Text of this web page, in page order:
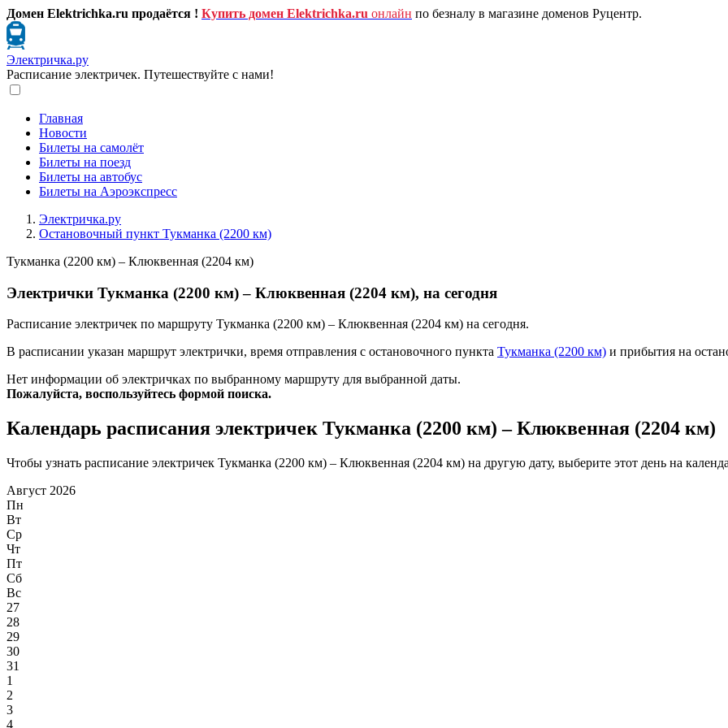
Домен Elektrichka.ru продаётся ! Купить домен Elektrichka.ru онлайн по безналу в магазине доменов Руцентр.
Электричка.ру
Расписание электричек. Путешествуйте с нами!
Главная
Новости
Билеты на самолёт
Билеты на поезд
Билеты на автобус
Билеты на Аэроэкспресс
Электричка.ру
Остановочный пункт Тукманка (2200 км)
Тукманка (2200 км) – Клюквенная (2204 км)
Электрички Тукманка (2200 км) – Клюквенная (2204 км), на сегодня
Расписание электричек по маршруту Тукманка (2200 км) – Клюквенная (2204 км) на сегодня.
В расписании указан маршрут электрички, время отправления с остановочного пункта Тукманка (2200 км) и прибытия на
Нет информации об электричках по выбранному маршруту для выбранной даты.
Пожалуйста, воспользуйтесь формой поиска.
Календарь расписания электричек Тукманка (2200 км) – Клюквенная (2204 км)
Чтобы узнать расписание электричек Тукманка (2200 км) – Клюквенная (2204 км) на другую дату, выберите этот день на
Август 2026
Пн
Вт
Ср
Чт
Пт
Сб
Вс
27
28
29
30
31
1
2
3
4